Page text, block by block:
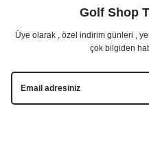
Golf Shop
Üye olarak , özel indirim günleri ,
çok bilgiden